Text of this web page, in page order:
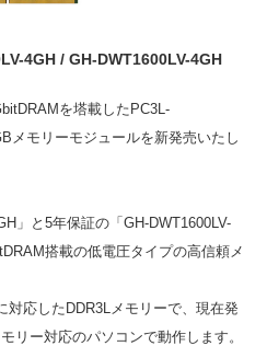
4GH / GH-DWT1600LV-4GH
を塔載したPC3L-
メモリーモジュールを新発売いたし
」と5年保証の「GH-DWT1600LV-
搭載の低電圧タイプの高信頼メ
対応したDDR3Lメモリーで、現在発
リー対応のパソコンで動作します。